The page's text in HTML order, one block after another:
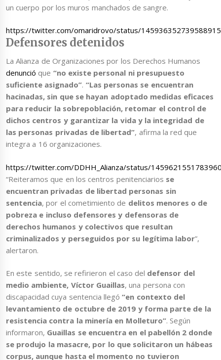
un cuerpo por los muros manchados de sangre.
https://twitter.com/omaridrovo/status/
Defensores detenidos
La Alianza de Organizaciones por los Derechos Humanos
denunció que “no existe personal ni presupuesto
suficiente asignado”. “Las personas se encuentran
hacinadas, sin que se hayan adoptado medidas eficaces
para reducir la sobrepoblación, retomar el control de
dichos centros y garantizar la vida y la integridad de
las personas privadas de libertad”, afirma la red que
integra a 16 organizaciones.
https://twitter.com/DDHH_Alianza/status/
“Reiteramos que en los centros penitenciarios se
encuentran privadas de libertad personas sin
sentencia, por el cometimiento de delitos menores o de
pobreza e incluso defensores y defensoras de
derechos humanos y colectivos que resultan
criminalizados y perseguidos por su legítima labor”,
alertaron.
En este sentido, se refirieron el caso del defensor del
medio ambiente, Víctor Guaillas, una persona con
discapacidad cuya sentencia llegó “en contexto del
levantamiento de octubre de 2019 y forma parte de la
resistencia contra la minería en Molleturo”. Según
informaron, Guaillas se encuentra en el pabellón 2 donde
se produjo la masacre, por lo que solicitaron un hábeas
corpus, aunque hasta el momento no tuvieron